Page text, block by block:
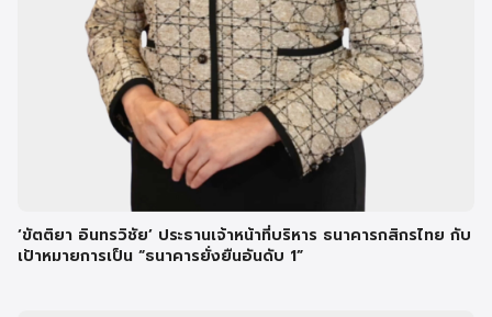
‘ขัตติยา อินทรวิชัย’ ประธานเจ้าหน้าที่บริหาร ธนาคารกสิกรไทย กับ
เป้าหมายการเป็น “ธนาคารยั่งยืนอันดับ 1”